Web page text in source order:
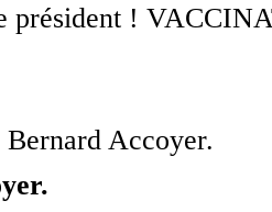
président !
Accoyer.